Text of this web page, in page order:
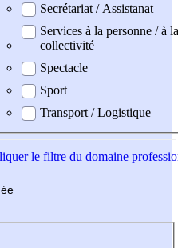
Secrétariat / Assistanat
Services à la personne / à la
collectivité
Spectacle
Sport
Transport / Logistique
le filtre du domaine